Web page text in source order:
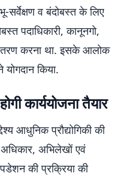
सर्वेक्षण व बंदोबस्त के लिए
पदाधिकारी, कानूनगो,
करना था. इसके आलोक
किया.
कार्ययोजना तैयार
आधुनिक प्रौद्योगिकी की
अभिलेखों एवं
की प्रक्रिया की